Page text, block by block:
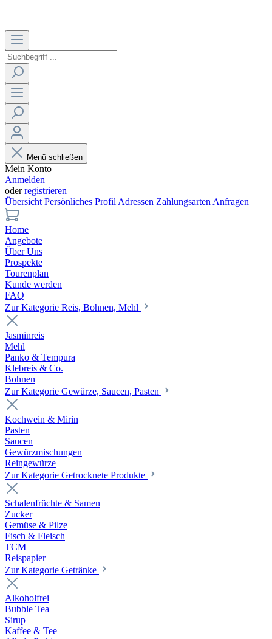
Menü schließen
Mein Konto
Anmelden
oderregistrieren
Übersicht Persönliches Profil Adressen Zahlungsarten Anfragen
Home
Angebote
Über Uns
Prospekte
Tourenplan
Kunde werden
FAQ
Zur Kategorie Reis, Bohnen, Mehl
Jasminreis
Mehl
Panko & Tempura
Klebreis & Co.
Bohnen
Zur Kategorie Gewürze, Saucen, Pasten
Kochwein & Mirin
Pasten
Saucen
Gewürzmischungen
Reingewürze
Zur Kategorie Getrocknete Produkte
Schalenfrüchte & Samen
Zucker
Gemüse & Pilze
Fisch & Fleisch
TCM
Reispapier
Zur Kategorie Getränke
Alkoholfrei
Bubble Tea
Sirup
Kaffee & Tee